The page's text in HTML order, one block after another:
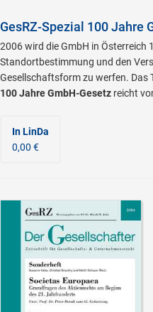
GesRZ-Spezial 100 Jahre
2006 wird die GmbH in Österreich
Standortbestimmung und den
Gesellschaftsform zu werfen. Das
100 Jahre GmbH-Gesetz reicht
In LinDa
0,00 €